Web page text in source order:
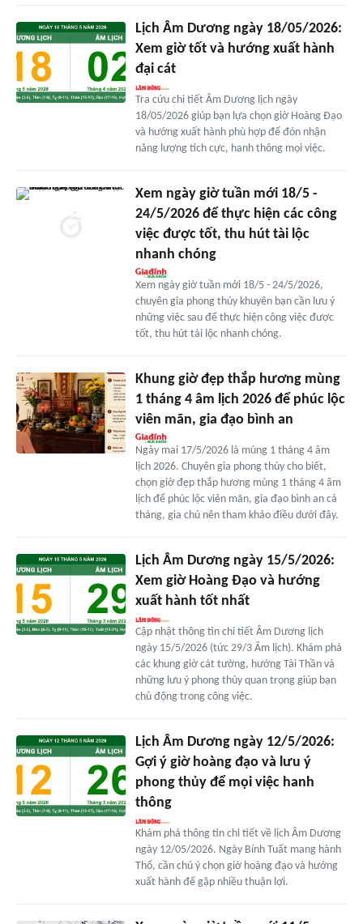
Lịch Âm Dương ngày 18/05/2026:
Xem giờ tốt và hướng xuất hành
đại cát
Tra cứu chi tiết Âm Dương lịch ngày
18/05/2026 giúp bạn lựa chọn giờ Hoàng Đạo
và hướng xuất hành phù hợp để đón nhận
năng lượng tích cực, hanh thông mọi việc.
Xem ngày giờ tuần mới 18/5 -
24/5/2026 để thực hiện các công
việc được tốt, thu hút tài lộc
nhanh chóng
Xem ngày giờ tuần mới 18/5 - 24/5/2026,
chuyên gia phong thủy khuyên bạn cần lưu ý
những việc sau để thực hiện công việc được
tốt, thu hút tài lộc nhanh chóng.
Khung giờ đẹp thắp hương mùng
1 tháng 4 âm lịch 2026 để phúc lộc
viên mãn, gia đạo bình an
Ngày mai 17/5/2026 là mùng 1 tháng 4 âm
lịch 2026. Chuyên gia phong thủy cho biết,
chọn giờ đẹp thắp hương mùng 1 tháng 4 âm
lịch để phúc lộc viên mãn, gia đạo bình an cả
tháng, gia chủ nên tham khảo điều dưới đây.
Lịch Âm Dương ngày 15/5/2026:
Xem giờ Hoàng Đạo và hướng
xuất hành tốt nhất
Cập nhật thông tin chi tiết Âm Dương lịch
ngày 15/5/2026 (tức 29/3 Âm lịch). Khám phá
các khung giờ cát tường, hướng Tài Thần và
những lưu ý phong thủy quan trọng giúp bạn
chủ động trong công việc.
Lịch Âm Dương ngày 12/5/2026:
Gợi ý giờ hoàng đạo và lưu ý
phong thủy để mọi việc hanh
thông
Khám phá thông tin chi tiết về lịch Âm Dương
ngày 12/05/2026. Ngày Bính Tuất mang hành
Thổ, cần chú ý chọn giờ hoàng đạo và hướng
xuất hành để gặp nhiều thuận lợi.